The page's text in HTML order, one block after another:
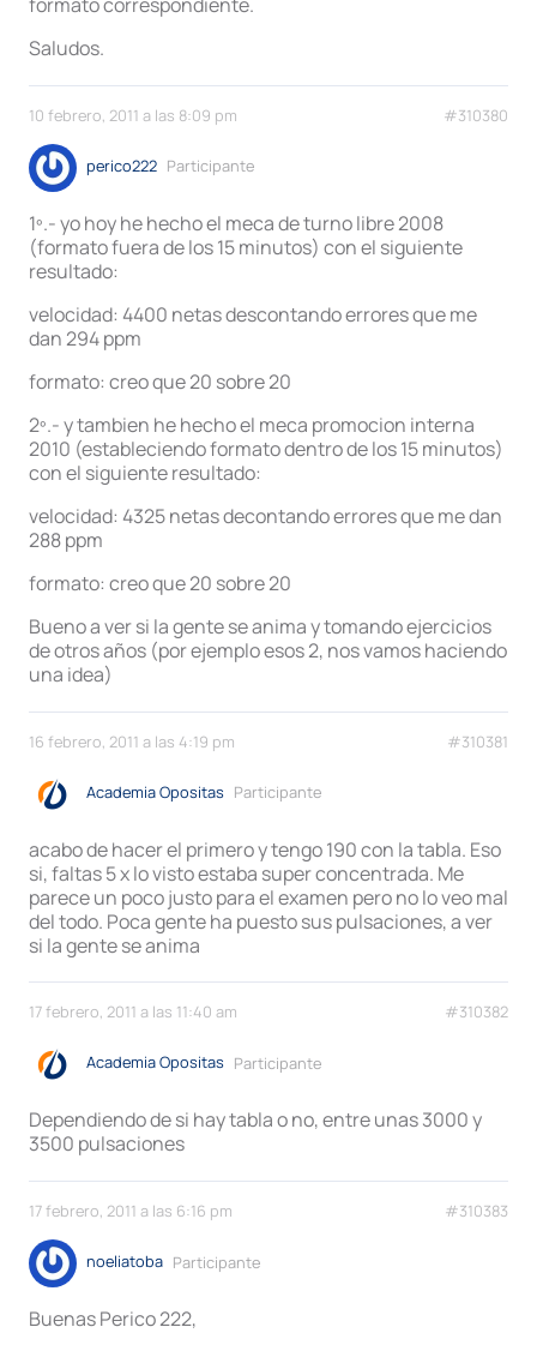
Saludos.
10 febrero, 2011 a las 8:09 pm #310380
perico222 Participante
1º.- yo hoy he hecho el meca de turno libre 2008
(formato fuera de los 15 minutos) con el siguiente
resultado:
velocidad: 4400 netas descontando errores que me
dan 294 ppm
formato: creo que 20 sobre 20
2º.- y tambien he hecho el meca promocion interna
2010 (estableciendo formato dentro de los 15 minutos)
con el siguiente resultado:
velocidad: 4325 netas decontando errores que me dan
288 ppm
formato: creo que 20 sobre 20
Bueno a ver si la gente se anima y tomando ejercicios
de otros años (por ejemplo esos 2, nos vamos haciendo
una idea)
16 febrero, 2011 a las 4:19 pm #310381
Academia Opositas Participante
acabo de hacer el primero y tengo 190 con la tabla. Eso
si, faltas 5 x lo visto estaba super concentrada. Me
parece un poco justo para el examen pero no lo veo mal
del todo. Poca gente ha puesto sus pulsaciones, a ver
si la gente se anima
17 febrero, 2011 a las 11:40 am #310382
Academia Opositas Participante
Dependiendo de si hay tabla o no, entre unas 3000 y
3500 pulsaciones
17 febrero, 2011 a las 6:16 pm #310383
noeliatoba Participante
Buenas Perico 222,